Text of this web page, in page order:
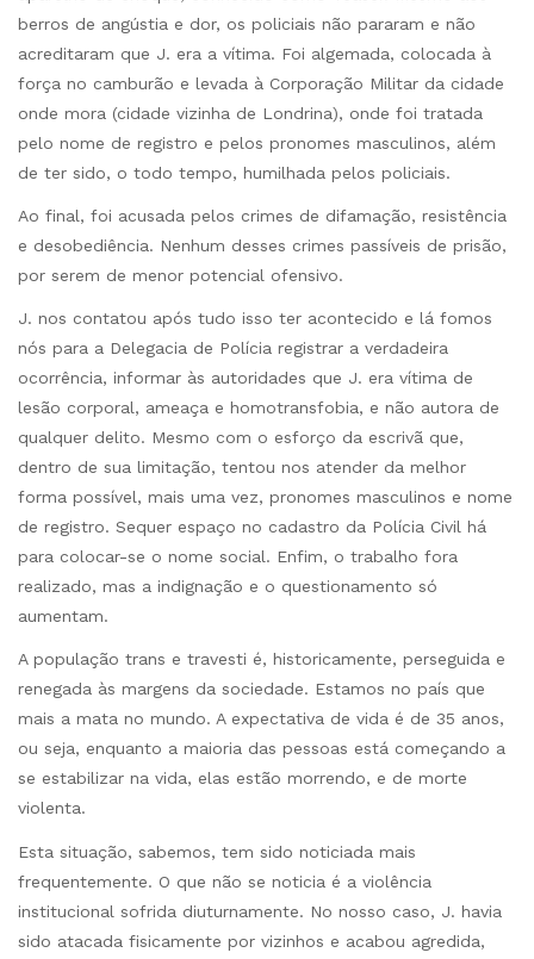
berros de angústia e dor, os policiais não pararam e não
acreditaram que J. era a vítima. Foi algemada, colocada à
força no camburão e levada à Corporação Militar da cidade
onde mora (cidade vizinha de Londrina), onde foi tratada
pelo nome de registro e pelos pronomes masculinos, além
de ter sido, o todo tempo, humilhada pelos policiais.
Ao final, foi acusada pelos crimes de difamação, resistência
e desobediência. Nenhum desses crimes passíveis de prisão,
por serem de menor potencial ofensivo.
J. nos contatou após tudo isso ter acontecido e lá fomos
nós para a Delegacia de Polícia registrar a verdadeira
ocorrência, informar às autoridades que J. era vítima de
lesão corporal, ameaça e homotransfobia, e não autora de
qualquer delito. Mesmo com o esforço da escrivã que,
dentro de sua limitação, tentou nos atender da melhor
forma possível, mais uma vez, pronomes masculinos e nome
de registro. Sequer espaço no cadastro da Polícia Civil há
para colocar-se o nome social. Enfim, o trabalho fora
realizado, mas a indignação e o questionamento só
aumentam.
A população trans e travesti é, historicamente, perseguida e
renegada às margens da sociedade. Estamos no país que
mais a mata no mundo. A expectativa de vida é de 35 anos,
ou seja, enquanto a maioria das pessoas está começando a
se estabilizar na vida, elas estão morrendo, e de morte
violenta.
Esta situação, sabemos, tem sido noticiada mais
frequentemente. O que não se noticia é a violência
institucional sofrida diuturnamente. No nosso caso, J. havia
sido atacada fisicamente por vizinhos e acabou agredida,